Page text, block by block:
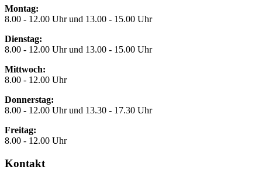
Montag:
8.00 - 12.00 Uhr und 13.00 - 15.00 Uhr
Dienstag:
8.00 - 12.00 Uhr und 13.00 - 15.00 Uhr
Mittwoch:
8.00 - 12.00 Uhr
Donnerstag:
8.00 - 12.00 Uhr und 13.30 - 17.30 Uhr
Freitag:
8.00 - 12.00 Uhr
Kontakt